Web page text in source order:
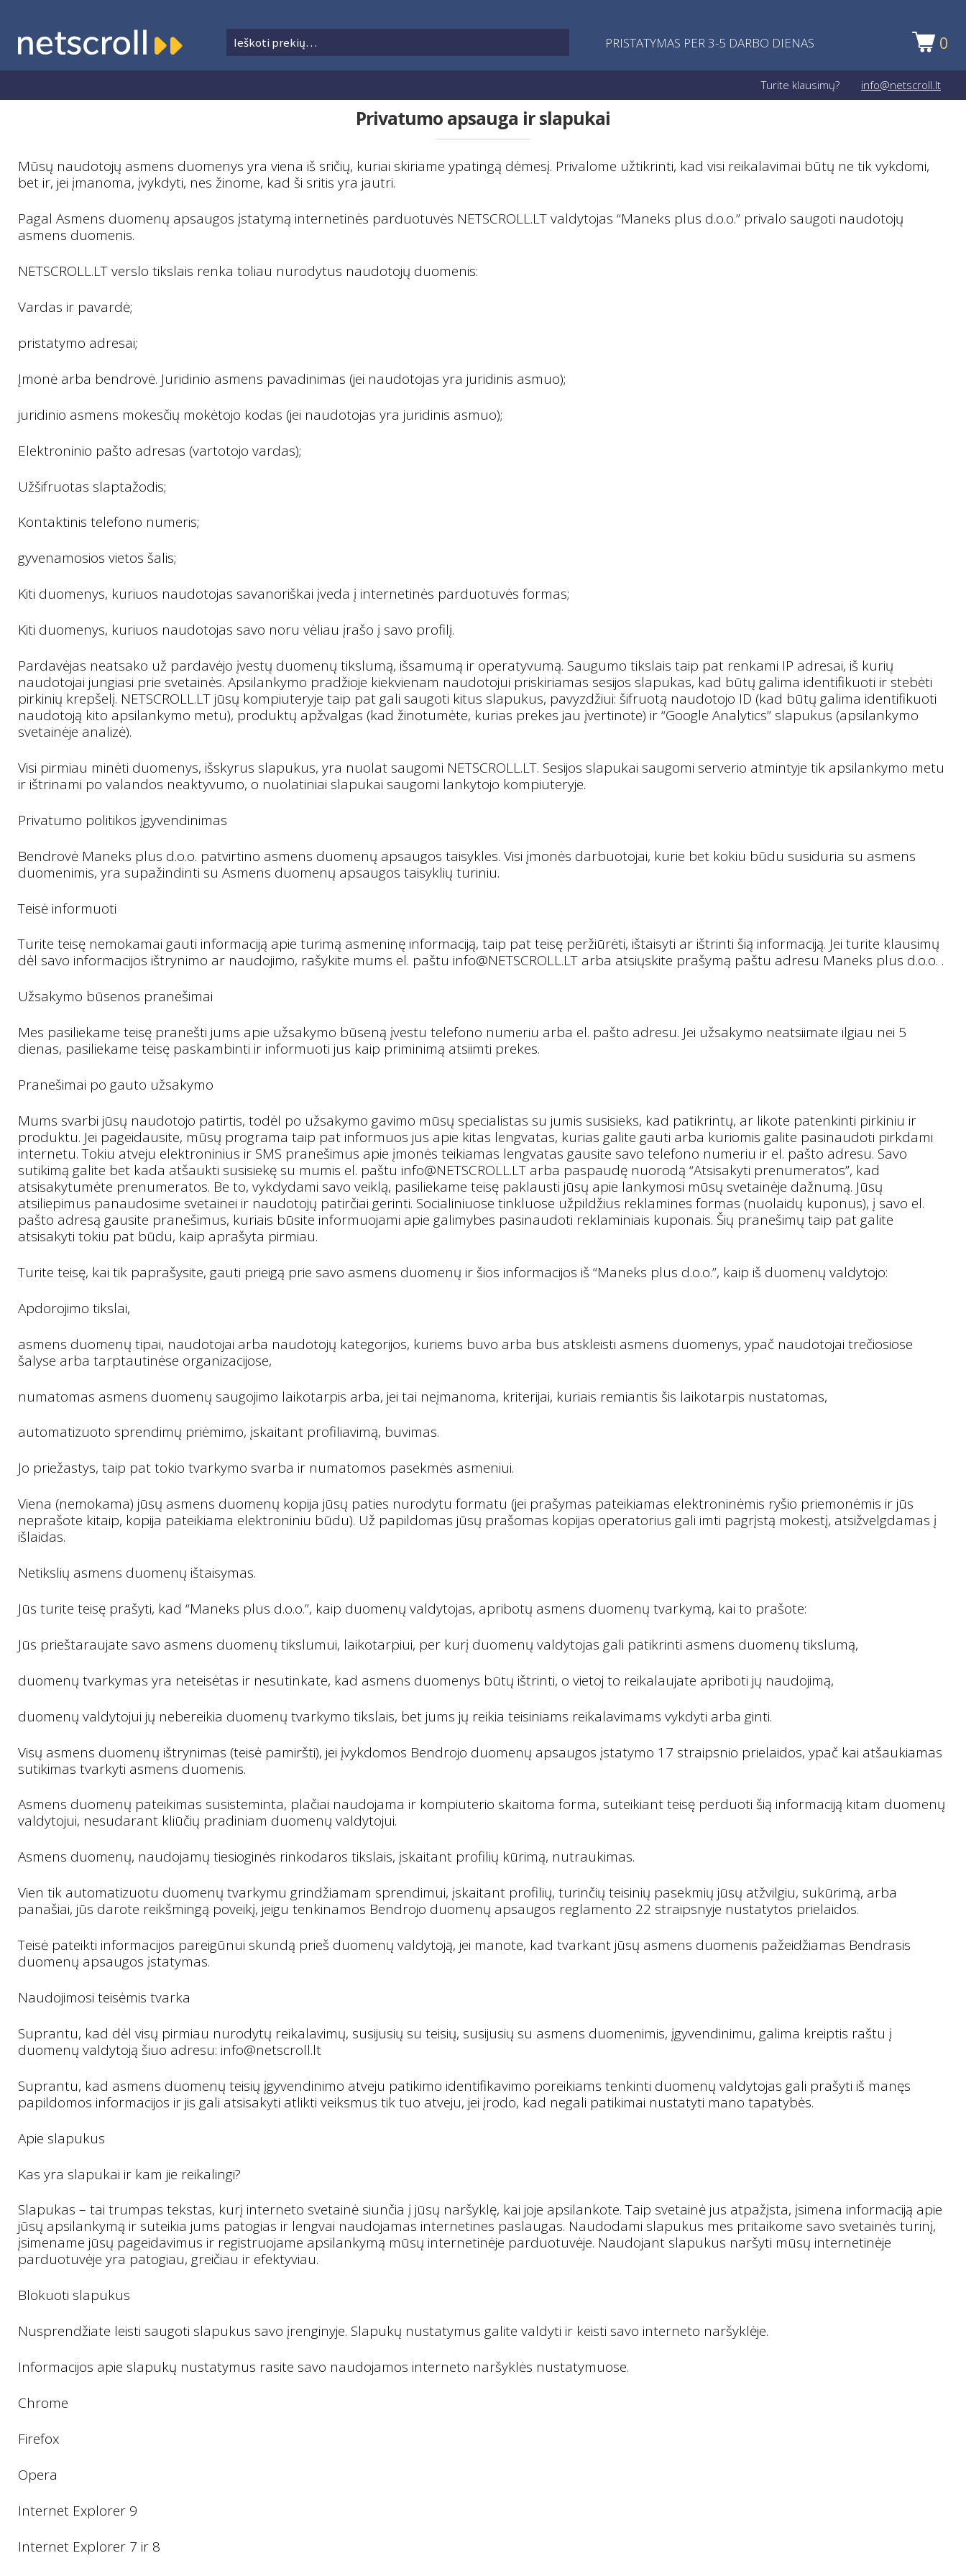
Pereiti
prie
Pereiti
prie
Ieškoti:
Ieškoti PRISTATYMAS PER 3-5 DARBO DIENAS 0
Turite klausimų? info@netscroll.lt
Privatumo apsauga ir slapukai
Mūsų naudotojų asmens duomenys yra viena iš sričių, kuriai skiriame ypatingą dėmesį. Privalome užtikrinti, kad visi reikalavimai būtų ne tik vykdomi,
bet ir, jei įmanoma, įvykdyti, nes žinome, kad ši sritis yra jautri.
Pagal Asmens duomenų apsaugos įstatymą internetinės parduotuvės NETSCROLL.LT valdytojas “Maneks plus d.o.o.” privalo saugoti naudotojų
asmens duomenis.
NETSCROLL.LT verslo tikslais renka toliau nurodytus naudotojų duomenis:
Vardas ir pavardė;
pristatymo adresai;
Įmonė arba bendrovė. Juridinio asmens pavadinimas (jei naudotojas yra juridinis asmuo);
juridinio asmens mokesčių mokėtojo kodas (jei naudotojas yra juridinis asmuo);
Elektroninio pašto adresas (vartotojo vardas);
Užšifruotas slaptažodis;
Kontaktinis telefono numeris;
gyvenamosios vietos šalis;
Kiti duomenys, kuriuos naudotojas savanoriškai įveda į internetinės parduotuvės formas;
Kiti duomenys, kuriuos naudotojas savo noru vėliau įrašo į savo profilį.
Pardavėjas neatsako už pardavėjo įvestų duomenų tikslumą, išsamumą ir operatyvumą. Saugumo tikslais taip pat renkami IP adresai, iš kurių
naudotojai jungiasi prie svetainės. Apsilankymo pradžioje kiekvienam naudotojui priskiriamas sesijos slapukas, kad būtų galima identifikuoti ir stebėti
pirkinių krepšelį. NETSCROLL.LT jūsų kompiuteryje taip pat gali saugoti kitus slapukus, pavyzdžiui: šifruotą naudotojo ID (kad būtų galima identifikuoti
naudotoją kito apsilankymo metu), produktų apžvalgas (kad žinotumėte, kurias prekes jau įvertinote) ir “Google Analytics” slapukus (apsilankymo
svetainėje analizė).
Visi pirmiau minėti duomenys, išskyrus slapukus, yra nuolat saugomi NETSCROLL.LT. Sesijos slapukai saugomi serverio atmintyje tik apsilankymo metu
ir ištrinami po valandos neaktyvumo, o nuolatiniai slapukai saugomi lankytojo kompiuteryje.
Privatumo politikos įgyvendinimas
Bendrovė Maneks plus d.o.o. patvirtino asmens duomenų apsaugos taisykles. Visi įmonės darbuotojai, kurie bet kokiu būdu susiduria su asmens
duomenimis, yra supažindinti su Asmens duomenų apsaugos taisyklių turiniu.
Teisė informuoti
Turite teisę nemokamai gauti informaciją apie turimą asmeninę informaciją, taip pat teisę peržiūrėti, ištaisyti ar ištrinti šią informaciją. Jei turite klausimų
dėl savo informacijos ištrynimo ar naudojimo, rašykite mums el. paštu info@NETSCROLL.LT arba atsiųskite prašymą paštu adresu Maneks plus d.o.o. .
Užsakymo būsenos pranešimai
Mes pasiliekame teisę pranešti jums apie užsakymo būseną įvestu telefono numeriu arba el. pašto adresu. Jei užsakymo neatsiimate ilgiau nei 5
dienas, pasiliekame teisę paskambinti ir informuoti jus kaip priminimą atsiimti prekes.
Pranešimai po gauto užsakymo
Mums svarbi jūsų naudotojo patirtis, todėl po užsakymo gavimo mūsų specialistas su jumis susisieks, kad patikrintų, ar likote patenkinti pirkiniu ir
produktu. Jei pageidausite, mūsų programa taip pat informuos jus apie kitas lengvatas, kurias galite gauti arba kuriomis galite pasinaudoti pirkdami
internetu. Tokiu atveju elektroninius ir SMS pranešimus apie įmonės teikiamas lengvatas gausite savo telefono numeriu ir el. pašto adresu. Savo
sutikimą galite bet kada atšaukti susisiekę su mumis el. paštu info@NETSCROLL.LT arba paspaudę nuorodą “Atsisakyti prenumeratos”, kad
atsisakytumėte prenumeratos. Be to, vykdydami savo veiklą, pasiliekame teisę paklausti jūsų apie lankymosi mūsų svetainėje dažnumą. Jūsų
atsiliepimus panaudosime svetainei ir naudotojų patirčiai gerinti. Socialiniuose tinkluose užpildžius reklamines formas (nuolaidų kuponus), į savo el.
pašto adresą gausite pranešimus, kuriais būsite informuojami apie galimybes pasinaudoti reklaminiais kuponais. Šių pranešimų taip pat galite
atsisakyti tokiu pat būdu, kaip aprašyta pirmiau.
Turite teisę, kai tik paprašysite, gauti prieigą prie savo asmens duomenų ir šios informacijos iš “Maneks plus d.o.o.”, kaip iš duomenų valdytojo:
Apdorojimo tikslai,
asmens duomenų tipai, naudotojai arba naudotojų kategorijos, kuriems buvo arba bus atskleisti asmens duomenys, ypač naudotojai trečiosiose
šalyse arba tarptautinėse organizacijose,
numatomas asmens duomenų saugojimo laikotarpis arba, jei tai neįmanoma, kriterijai, kuriais remiantis šis laikotarpis nustatomas,
automatizuoto sprendimų priėmimo, įskaitant profiliavimą, buvimas.
Jo priežastys, taip pat tokio tvarkymo svarba ir numatomos pasekmės asmeniui.
Viena (nemokama) jūsų asmens duomenų kopija jūsų paties nurodytu formatu (jei prašymas pateikiamas elektroninėmis ryšio priemonėmis ir jūs
neprašote kitaip, kopija pateikiama elektroniniu būdu). Už papildomas jūsų prašomas kopijas operatorius gali imti pagrįstą mokestį, atsižvelgdamas į
išlaidas.
Netikslių asmens duomenų ištaisymas.
Jūs turite teisę prašyti, kad “Maneks plus d.o.o.”, kaip duomenų valdytojas, apribotų asmens duomenų tvarkymą, kai to prašote:
Jūs prieštaraujate savo asmens duomenų tikslumui, laikotarpiui, per kurį duomenų valdytojas gali patikrinti asmens duomenų tikslumą,
duomenų tvarkymas yra neteisėtas ir nesutinkate, kad asmens duomenys būtų ištrinti, o vietoj to reikalaujate apriboti jų naudojimą,
duomenų valdytojui jų nebereikia duomenų tvarkymo tikslais, bet jums jų reikia teisiniams reikalavimams vykdyti arba ginti.
Visų asmens duomenų ištrynimas (teisė pamiršti), jei įvykdomos Bendrojo duomenų apsaugos įstatymo 17 straipsnio prielaidos, ypač kai atšaukiamas
sutikimas tvarkyti asmens duomenis.
Asmens duomenų pateikimas susisteminta, plačiai naudojama ir kompiuterio skaitoma forma, suteikiant teisę perduoti šią informaciją kitam duomenų
valdytojui, nesudarant kliūčių pradiniam duomenų valdytojui.
Asmens duomenų, naudojamų tiesioginės rinkodaros tikslais, įskaitant profilių kūrimą, nutraukimas.
Vien tik automatizuotu duomenų tvarkymu grindžiamam sprendimui, įskaitant profilių, turinčių teisinių pasekmių jūsų atžvilgiu, sukūrimą, arba
panašiai, jūs darote reikšmingą poveikį, jeigu tenkinamos Bendrojo duomenų apsaugos reglamento 22 straipsnyje nustatytos prielaidos.
Teisė pateikti informacijos pareigūnui skundą prieš duomenų valdytoją, jei manote, kad tvarkant jūsų asmens duomenis pažeidžiamas Bendrasis
duomenų apsaugos įstatymas.
Naudojimosi teisėmis tvarka
Suprantu, kad dėl visų pirmiau nurodytų reikalavimų, susijusių su teisių, susijusių su asmens duomenimis, įgyvendinimu, galima kreiptis raštu į
duomenų valdytoją šiuo adresu: info@netscroll.lt
Suprantu, kad asmens duomenų teisių įgyvendinimo atveju patikimo identifikavimo poreikiams tenkinti duomenų valdytojas gali prašyti iš manęs
papildomos informacijos ir jis gali atsisakyti atlikti veiksmus tik tuo atveju, jei įrodo, kad negali patikimai nustatyti mano tapatybės.
Apie slapukus
Kas yra slapukai ir kam jie reikalingi?
Slapukas – tai trumpas tekstas, kurį interneto svetainė siunčia į jūsų naršyklę, kai joje apsilankote. Taip svetainė jus atpažįsta, įsimena informaciją apie
jūsų apsilankymą ir suteikia jums patogias ir lengvai naudojamas internetines paslaugas. Naudodami slapukus mes pritaikome savo svetainės turinį,
įsimename jūsų pageidavimus ir registruojame apsilankymą mūsų internetinėje parduotuvėje. Naudojant slapukus naršyti mūsų internetinėje
parduotuvėje yra patogiau, greičiau ir efektyviau.
Blokuoti slapukus
Nusprendžiate leisti saugoti slapukus savo įrenginyje. Slapukų nustatymus galite valdyti ir keisti savo interneto naršyklėje.
Informacijos apie slapukų nustatymus rasite savo naudojamos interneto naršyklės nustatymuose.
Chrome
Firefox
Opera
Internet Explorer 9
Internet Explorer 7 ir 8